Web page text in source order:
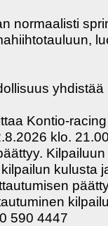
normaalisti
Kontio-
klo.
kulusta
590 4447